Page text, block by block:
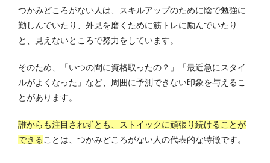
つかみどころがない人は、スキルアップのために陰で勉強に
勤しんでいたり、外見を磨くために筋トレに励んでいたり
と、見えないところで努力をしています。
そのため、「いつの間に資格取ったの？」「最近急にスタイ
ルがよくなった」など、周囲に予測できない印象を与えるこ
とがあります。
誰からも注目されずとも、ストイックに頑張り続けることが
できる ことは、つかみどころがない人の代表的な特徴です。